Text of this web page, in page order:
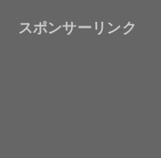
スポンサーリンク